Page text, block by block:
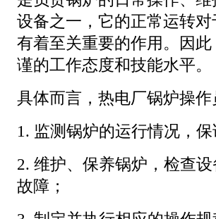
设备之一，它的正常运转
有着至关重要的作用。因
谨的工作态度和技能水平。
具体而言，热电厂锅炉操
1. 监测锅炉的运行情况，
2. 维护、保养锅炉，检查
故障；